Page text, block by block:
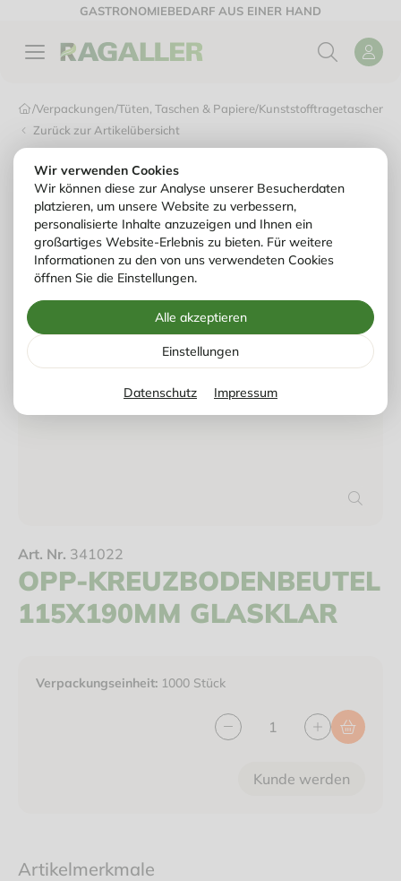
Wir verwenden Cookies
Wir können diese zur Analyse unserer Besucherdaten
platzieren, um unsere Website zu verbessern,
personalisierte Inhalte anzuzeigen und Ihnen ein
großartiges Website-Erlebnis zu bieten. Für weitere
Informationen zu den von uns verwendeten Cookies
öffnen Sie die Einstellungen.
Alle akzeptieren
Einstellungen
Datenschutz Impressum
GASTRONOMIEBEDARF AUS EINER HAND
/Verpackungen/Tüten, Taschen & Papiere/Kunststofftragetaschen &
Zurück zur Artikelübersicht
Art. Nr. 341022
OPP-KREUZBODENBEUTEL
115X190MM GLASKLAR
Verpackungseinheit: 1000 Stück
Kunde werden
Artikelmerkmale